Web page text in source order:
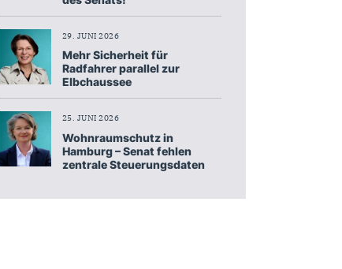
Mehr Sicherheit für
Radfahrer parallel zur
Elbchaussee
29. JUNI 2026
Wohnraumschutz in
Hamburg – Senat fehlen
zentrale Steuerungsdaten
25. JUNI 2026